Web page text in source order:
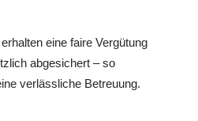
eine faire Vergütung
abgesichert – so
verlässliche Betreuung.